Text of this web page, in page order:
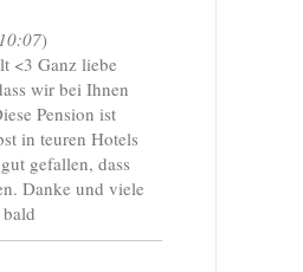
)
<3 Ganz liebe
wir bei Ihnen
Pension ist
in teuren Hotels
gefallen, dass
Danke und viele